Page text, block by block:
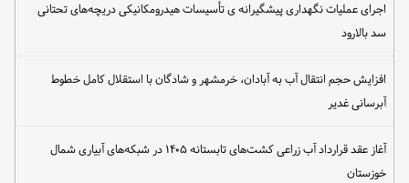
اجرای عملیات نگهداری پیشگیرانه ی تأسیسات هیدرومکانیکی دریچه‌های تحتانی
سد بالارود
افزایش حجم انتقال آب به آبادان، خرمشهر و شادگان با استقلال کامل خطوط
آبرسانی غدیر
آغاز عقد قرارداد آب زراعی کشت‌های تابستانه ۱۴۰۵ در شبکه‌های آبیاری شمال
خوزستان